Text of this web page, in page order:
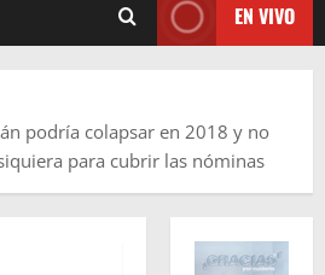
EN VIVO
podría colapsar en 2018 y no
para cubrir las nóminas